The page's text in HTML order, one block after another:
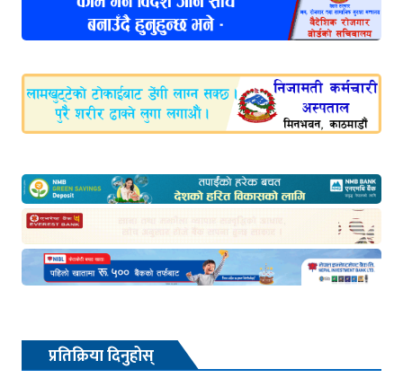
प्रतिक्रिया दिनुहोस्